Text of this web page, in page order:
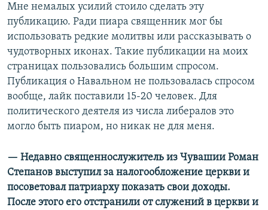
Мне немалых усилий стоило сделать эту
публикацию. Ради пиара священник мог бы
использовать редкие молитвы или рассказывать о
чудотворных иконах. Такие публикации на моих
страницах пользовались большим спросом.
Публикация о Навальном не пользовалась спросом
вообще, лайк поставили 15-20 человек. Для
политического деятеля из числа либералов это
могло быть пиаром, но никак не для меня.
— Недавно священнослужитель из Чувашии Роман
Степанов выступил за налогообложение церкви и
посоветовал патриарху показать свои доходы.
После этого его отстранили от служений в церкви и